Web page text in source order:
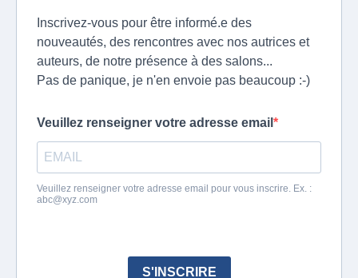
Inscrivez-vous pour être informé.e des
nouveautés, des rencontres avec nos autrices et
auteurs, de notre présence à des salons...
Pas de panique, je n'en envoie pas beaucoup :-)
Veuillez renseigner votre adresse email
Veuillez renseigner votre adresse email pour vous inscrire. Ex. :
abc@xyz.com
S'INSCRIRE